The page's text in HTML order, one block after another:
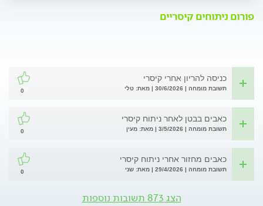
פורום ניתוחים קיסריים
כניסה להריון אחרי קיסרי
תשובת מומחה | 30/6/2026 | מאת: טלי 0
כאבים בבטן לאחר ניתוח קיסרי
תשובת מומחה | 3/5/2026 | מאת: מעין 0
כאבים מחזור אחרי ניתוח קיסרי
תשובת מומחה | 29/4/2026 | מאת: שני 0
הצג 873 תשובות נוספות